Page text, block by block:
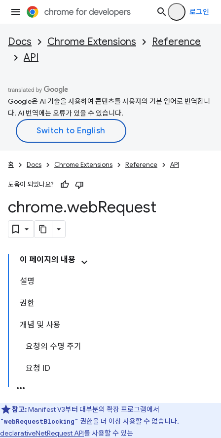
로그인
Docs Chrome Extensions
Reference
API
Google은 AI 기술을 사용하여 콘텐츠를 사용자의 기본 언어로 번역합니
다. AI 번역에는 오류가 있을 수 있습니다.
홈 Docs Chrome Extensions Reference API
도움이 되었나요?
chrome.webRequest
이 페이지의 내용
설명
권한
개념 및 사용
요청의 수명 주기
요청 ID
참고:Manifest V3부터 대부분의 확장 프로그램에서
"webRequestBlocking" 권한을 더 이상 사용할 수 없습니다.
declarativeNetRequest API를 사용할 수 있는